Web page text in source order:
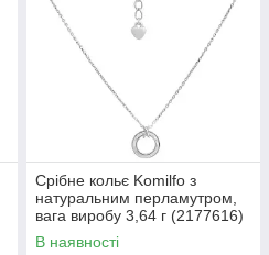
Срібне кольє Komilfo з
натуральним перламутром,
вага виробу 3,64 г (2177616)
400450 розмір
В наявності